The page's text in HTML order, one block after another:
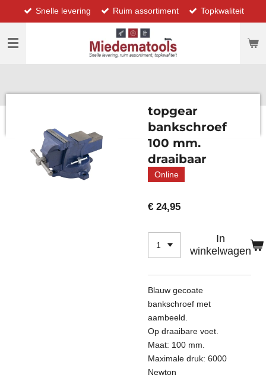
direct
naar
hoofdinhoud
Snelle levering Ruim assortiment Topkwaliteit
topgear
bankschroef
100 mm.
draaibaar
Online
€ 24,95
In
winkelwagen
Blauw gecoate
bankschroef met
aambeeld.
Op draaibare voet.
Maat: 100 mm.
Maximale druk: 6000
Newton